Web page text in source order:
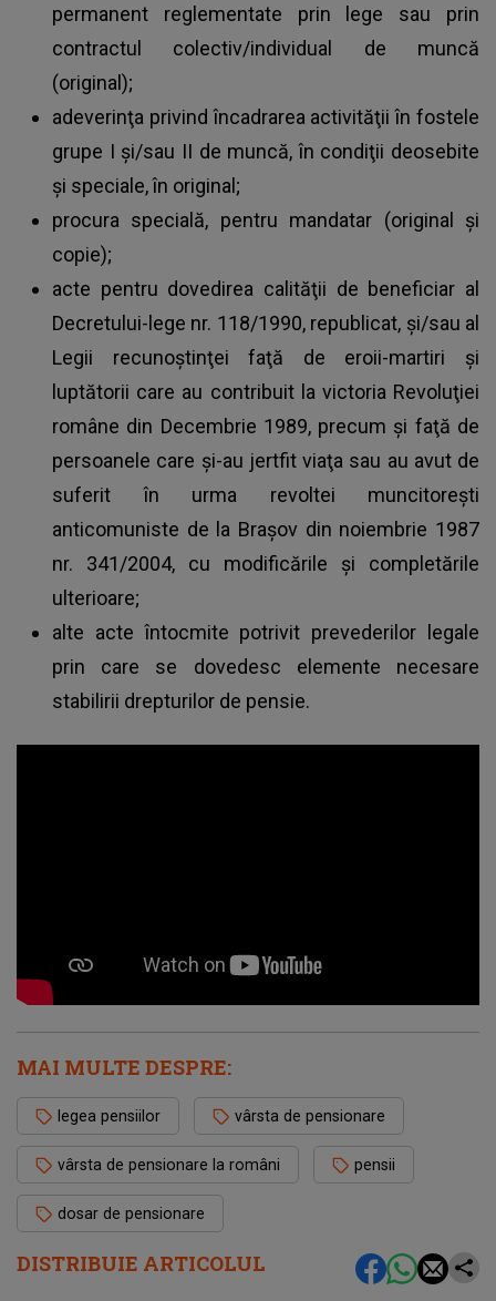
DISTRIBUIE ARTICOLUL
permanent reglementate prin lege sau prin
contractul colectiv/individual de muncă
(original);
adeverinţa privind încadrarea activităţii în fostele
grupe I şi/sau II de muncă, în condiţii deosebite
și speciale, în original;
procura specială, pentru mandatar (original şi
copie);
acte pentru dovedirea calităţii de beneficiar al
Decretului-lege nr. 118/1990, republicat, şi/sau al
Legii recunoştinţei faţă de eroii-martiri şi
luptătorii care au contribuit la victoria Revoluţiei
române din Decembrie 1989, precum şi faţă de
persoanele care şi-au jertfit viaţa sau au avut de
suferit în urma revoltei muncitoreşti
anticomuniste de la Braşov din noiembrie 1987
nr. 341/2004, cu modificările şi completările
ulterioare;
alte acte întocmite potrivit prevederilor legale
prin care se dovedesc elemente necesare
stabilirii drepturilor de pensie.
MAI MULTE DESPRE:
legea pensiilor vârsta de pensionare
vârsta de pensionare la români pensii
dosar de pensionare